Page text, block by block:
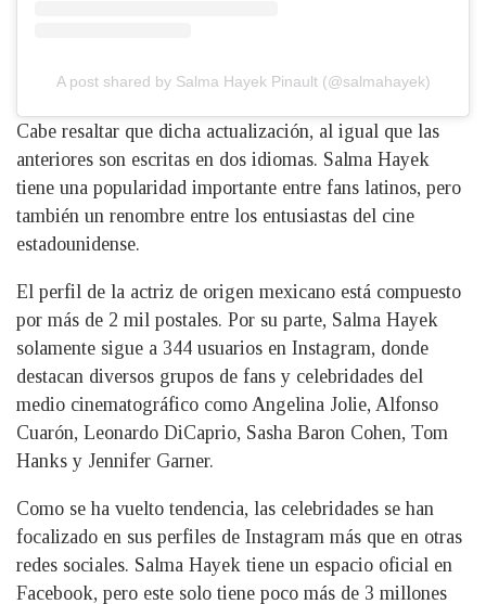
A post shared by Salma Hayek Pinault (@salmahayek)
Cabe resaltar que dicha actualización, al igual que las
anteriores son escritas en dos idiomas. Salma Hayek
tiene una popularidad importante entre fans latinos, pero
también un renombre entre los entusiastas del cine
estadounidense.
El perfil de la actriz de origen mexicano está compuesto
por más de 2 mil postales. Por su parte, Salma Hayek
solamente sigue a 344 usuarios en Instagram, donde
destacan diversos grupos de fans y celebridades del
medio cinematográfico como Angelina Jolie, Alfonso
Cuarón, Leonardo DiCaprio, Sasha Baron Cohen, Tom
Hanks y Jennifer Garner.
Como se ha vuelto tendencia, las celebridades se han
focalizado en sus perfiles de Instagram más que en otras
redes sociales. Salma Hayek tiene un espacio oficial en
Facebook, pero este solo tiene poco más de 3 millones